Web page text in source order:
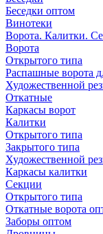
Беседки оптом
Винотеки
Ворота. Калитки.
Ворота
Открытого типа
Распашные ворота
Художественной
Откатные
Каркасы ворот
Калитки
Открытого типа
Закрытого типа
Художественной
Каркасы калитки
Секции
Открытого типа
Откатные ворота
Заборы оптом